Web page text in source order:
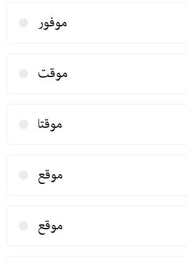
موفور
موقت
موقتا
موقع
موقع